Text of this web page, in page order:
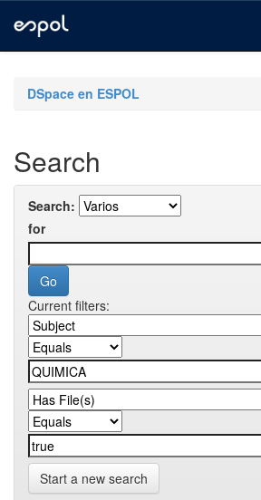
navigationDSpace en ESPOL
Search
Search:
for
Current filters:
Start a new search